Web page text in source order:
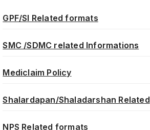
GPF/SI Related formats
SMC /SDMC related Informations
Mediclaim Policy
Shalardapan/Shaladarshan Related
NPS Related formats